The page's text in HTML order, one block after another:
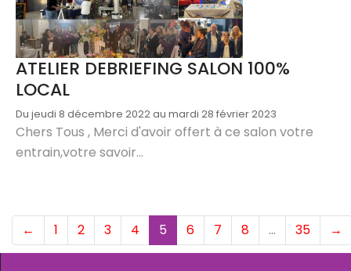
ATELIER DEBRIEFING SALON 100%
LOCAL
Du jeudi 8 décembre 2022 au mardi 28 février 2023
Chers Tous , Merci d'avoir offert à ce salon votre
entrain,votre savoir...
← 1 2 3 4 5 (current)
6 7 8 … 35 →